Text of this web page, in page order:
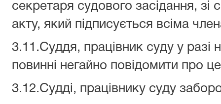
секретаря судового засідання, зі
акту, який підписується всіма
3.11.Суддя, працівник суду у разі
повинні негайно повідомити про
3.12.Судді, працівнику суду